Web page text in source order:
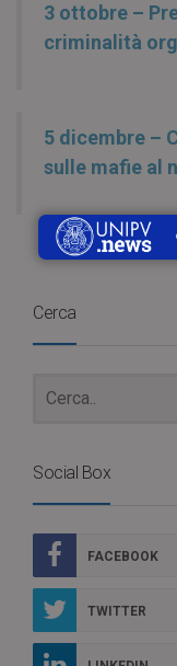
3 ottobre –
criminalità
5 dicembre –
sulle mafie al
Cerca
Social Box
FACEBOOK
TWITTER